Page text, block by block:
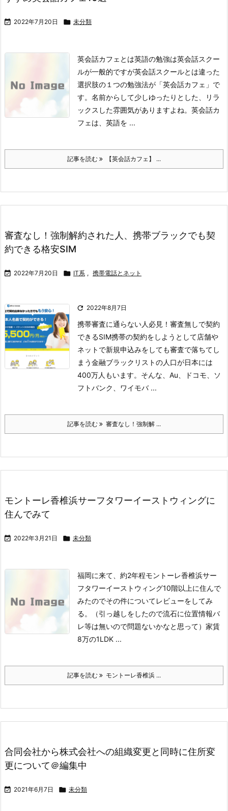
 2022年7月20日  未分類
英会話カフェとは英語の勉強は英会話スクー
ルが一般的ですが英会話スクールとは違った
選択肢の１つの勉強法が「英会話カフェ」で
す。 名前からして少しゆったりとした、リラ
ックスした雰囲気がありますよね。 英会話カ
フェは、英語を ...
記事を読む 【英会話カフェ】 ...
審査なし！強制解約された人、携帯ブラックでも契
約できる格安SIM
 2022年7月20日  IT系 , 携帯電話とネット
 2022年8月7日
携帯審査に通らない人必見！審査無しで契約
できるSIM携帯の契約をしようとして店舗や
ネットで新規申込みをしても審査で落ちてし
まう金融ブラックリストの人口が日本には
400万人もいます。 そんな、Au、ドコモ、ソ
フトバンク、ワイモバ ...
記事を読む 審査なし！強制解 ...
モントーレ香椎浜サーフタワーイーストウィングに
住んでみて
 2022年3月21日  未分類
福岡に来て、約2年程モントーレ香椎浜サー
フタワーイーストウィング10階以上に住んで
みたのでその件についてレビューをしてみ
る。
（引っ越しをしたので流石に位置情報バ
レ等は無いので問題ないかなと思って） 家賃
8万の1LDK ...
記事を読む モントーレ香椎浜 ...
合同会社から株式会社への組織変更と同時に住所変
更について＠編集中
 2021年6月7日  未分類